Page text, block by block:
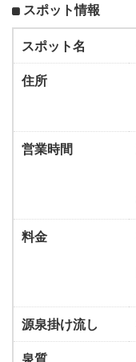
スポット情報
スポット名
住所
営業時間
料金
源泉掛け流し